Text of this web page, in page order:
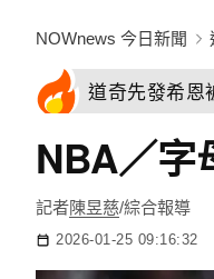
NOWnews 今日新聞
道奇先發希恩
NBA／
記者陳昱慈/綜合報導
2026-01-25 09:16:32